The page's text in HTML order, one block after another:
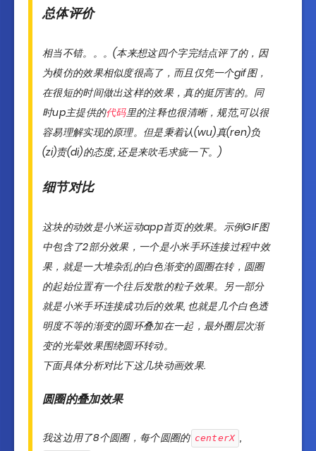
总体评价
相当不错。。。(本来想这四个字完结点评了的，因
为模仿的效果相似度很高了，而且仅凭一个gif图，
在很短的时间做出这样的效果，真的挺厉害的。同
时up主提供的代码里的注释也很清晰，规范,可以很
容易理解实现的原理。但是秉着认(wu)真(ren)负
(zi)责(di)的态度, 还是来吹毛求疵一下。)
细节对比
这块的动效是小米运动app首页的效果。示例GIF图
中包含了2部分效果，一个是小米手环连接过程中效
果，就是一大堆杂乱的白色渐变的圆圈在转，圆圈
的起始位置有一个往后发散的粒子效果。另一部分
就是小米手环连接成功后的效果, 也就是几个白色透
明度不等的渐变的圆环叠加在一起，最外圈层次渐
变的光晕效果围绕圆环转动。
下面具体分析对比下这几块动画效果.
圆圈的叠加效果
我这边用了8个圆圈，每个圆圈的 centerX ,